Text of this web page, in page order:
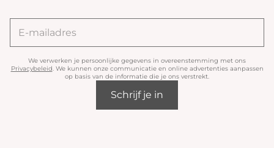
We verwerken je persoonlijke gegevens in overeenstemming met ons
Privacybeleid. We kunnen onze communicatie en online advertenties aanpassen
op basis van de informatie die je ons verstrekt.
Schrijf je in